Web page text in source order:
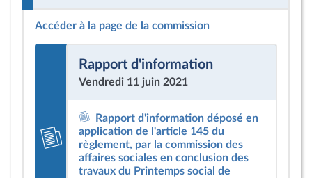
Accéder à la page de la commission
Rapport d'information
Vendredi 11 juin 2021
Rapport d'information déposé en
application de l'article 145 du
règlement, par la commission des
affaires sociales en conclusion des
travaux du Printemps social de